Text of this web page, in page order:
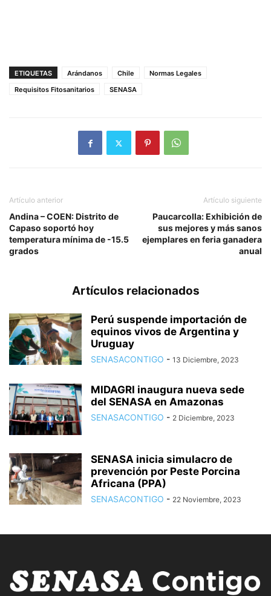
ETIQUETAS Arándanos Chile
Normas Legales
Requisitos Fitosanitarios
SENASA
Artículo anterior
Andina – COEN: Distrito de
Capaso soportó hoy
temperatura mínima de -15.5
grados
Artículo siguiente
Paucarcolla: Exhibición de
sus mejores y más sanos
ejemplares en feria ganadera
anual
Artículos relacionados
Perú suspende importación de
equinos vivos de Argentina y
Uruguay
SENASACONTIGO - 13 Diciembre, 2023
MIDAGRI inaugura nueva sede
del SENASA en Amazonas
SENASACONTIGO - 2 Diciembre, 2023
SENASA inicia simulacro de
prevención por Peste Porcina
Africana (PPA)
SENASACONTIGO - 22 Noviembre, 2023